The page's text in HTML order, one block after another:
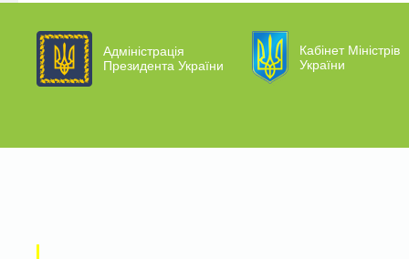
Адміністрація
Президента України
Кабінет Міністрів
України